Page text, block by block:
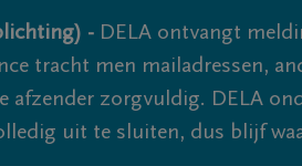
- DELA ontvangt
tracht men mailadressen,
zorgvuldig. DELA
uit te sluiten, dus blijf